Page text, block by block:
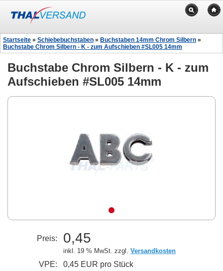
Startseite » Schiebebuchstaben » Buchstaben 14mm Chrom Silbern »
Buchstabe Chrom Silbern - K - zum Aufschieben #SL005 14mm
Buchstabe Chrom Silbern - K - zum
Aufschieben #SL005 14mm
Preis: 0,45
inkl. 19 % MwSt. zzgl. Versandkosten
VPE:
0,45 EUR pro Stück